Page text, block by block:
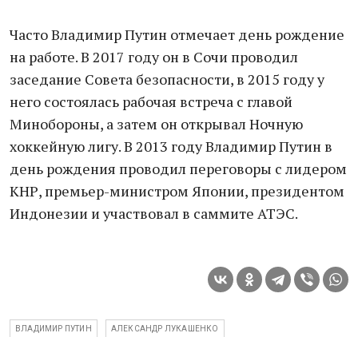
Часто Владимир Путин отмечает день рождение
на работе. В 2017 году он в Сочи проводил
заседание Совета безопасности, в 2015 году у
него состоялась рабочая встреча с главой
Минобороны, а затем он открывал Ночную
хоккейную лигу. В 2013 году Владимир Путин в
день рождения проводил переговоры с лидером
КНР, премьер-министром Японии, президентом
Индонезии и участвовал в саммите АТЭС.
ВЛАДИМИР ПУТИН АЛЕКСАНДР ЛУКАШЕНКО